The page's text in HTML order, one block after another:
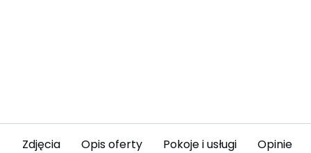
Zdjęcia Opis oferty Pokoje i usługi Opinie